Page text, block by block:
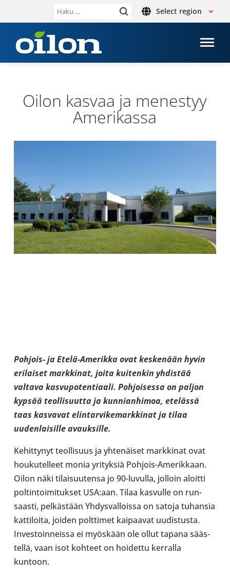
Haku: Select region
Oilon kasvaa ja menes­tyy
Ame­ri­kassa
Pohjois-​ ja Etelä-​Amerikka ovat kes­ke­nään hyvin
eri­lai­set mark­ki­nat, joita kui­ten­kin yhdis­tää
valtava kas­vu­po­ten­ti­aali. Poh­joi­sessa on paljon
kypsää teol­li­suutta ja kun­nian­hi­moa, ete­lässä
taas kas­va­vat elin­tar­vi­ke­mark­ki­nat ja tilaa
uuden­lai­sille avauk­sille.
Kehit­ty­nyt teol­li­suus ja yhte­näi­set mark­ki­nat ovat
hou­ku­tel­leet monia yri­tyk­siä Pohjois-​Amerikkaan.
Oilon näki tilai­suu­tensa jo 90-​luvulla, jolloin aloitti
pol­tin­toi­mi­tuk­set USA:aan. Tilaa kas­vulle on run­
saasti, pel­käs­tään Yhdys­val­loissa on satoja tuhan­sia
kat­ti­loita, joiden polt­ti­met kai­paa­vat uudis­tusta.
Inves­toin­neissa ei myös­kään ole ollut tapana sääs­
tellä, vaan isot kohteet on hoi­dettu ker­ralla
kuntoon.